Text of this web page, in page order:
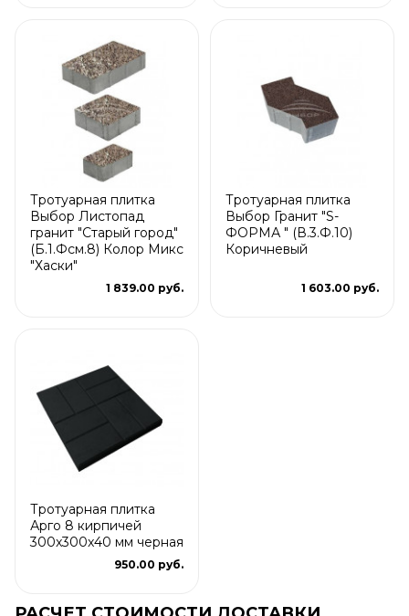
Тротуарная плитка
Выбор Листопад
гранит "Старый город"
(Б.1.Фсм.8) Колор Микс
"Хаски"
1 839.00 руб.
Тротуарная плитка
Выбор Гранит "S-
ФОРМА " (В.3.Ф.10)
Коричневый
1 603.00 руб.
Тротуарная плитка
Арго 8 кирпичей
300x300x40 мм черная
950.00 руб.